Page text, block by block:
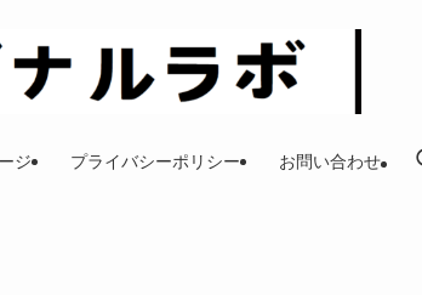
ジ プライバシーポリシー お問い合わせ